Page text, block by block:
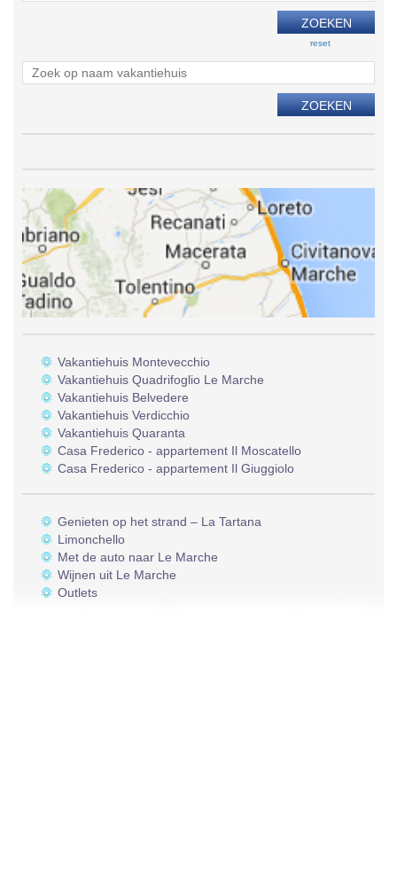
reset
Vakantiehuis Montevecchio
Vakantiehuis Quadrifoglio Le Marche
Vakantiehuis Belvedere
Vakantiehuis Verdicchio
Vakantiehuis Quaranta
Casa Frederico - appartement Il Moscatello
Casa Frederico - appartement Il Giuggiolo
Genieten op het strand – La Tartana
Limonchello
Met de auto naar Le Marche
Wijnen uit Le Marche
Outlets